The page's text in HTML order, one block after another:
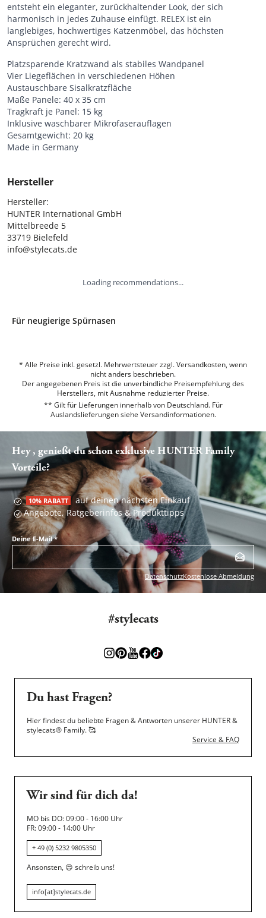
entsteht ein eleganter, zurückhaltender Look, der sich
harmonisch in jedes Zuhause einfügt. RELEX ist ein
langlebiges, hochwertiges Katzenmöbel, das höchsten
Ansprüchen gerecht wird.
Platzsparende Kratzwand als stabiles Wandpanel
Vier Liegeflächen in verschiedenen Höhen
Austauschbare Sisalkratzfläche
Maße Panele: 40 x 35 cm
Tragkraft je Panel: 15 kg
Inklusive waschbarer Mikrofaserauflagen
Gesamtgewicht: 20 kg
Made in Germany
Hersteller
Hersteller:
HUNTER International GmbH
Mittelbreede 5
33719 Bielefeld
info@stylecats.de
Loading recommendations...
Für neugierige Spürnasen
* Alle Preise inkl. gesetzl. Mehrwertsteuer zzgl. Versandkosten, wenn
nicht anders beschrieben.
Der angegebenen Preis ist die unverbindliche Preisempfehlung des
Herstellers, mit Ausnahme reduzierter Preise.
** Gilt für Lieferungen innerhalb von Deutschland. Für
Auslandslieferungen siehe Versandinformationen.
Hey , genießt du schon exklusive HUNTER Family
Vorteile?
10% RABATT auf deinen nächsten Einkauf
Angebote, Ratgeberinfos & Produkttipps
Deine E-Mail*
DatenschutzKostenlose Abmeldung
#stylecats
Du hast Fragen?
Hier findest du beliebte Fragen & Antworten unserer HUNTER &
stylecats® Family.🥰
Service & FAQ
Wir sind für dich da!
MO bis DO: 09:00 - 16:00 Uhr
FR: 09:00 - 14:00 Uhr
+ 49 (0) 5232 9805350
Ansonsten, 😍 schreib uns!
info[at]stylecats.de